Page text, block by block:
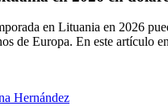
en Lituania en 2026
de Europa. En este
Hernández